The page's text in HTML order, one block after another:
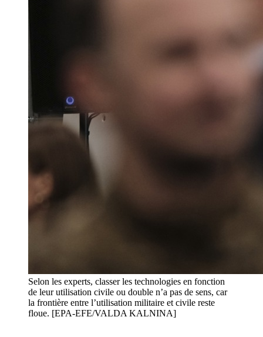
Selon les experts, classer les technologies en fonction
de leur utilisation civile ou double n’a pas de sens, car
la frontière entre l’utilisation militaire et civile reste
floue. [EPA-EFE/VALDA KALNINA]